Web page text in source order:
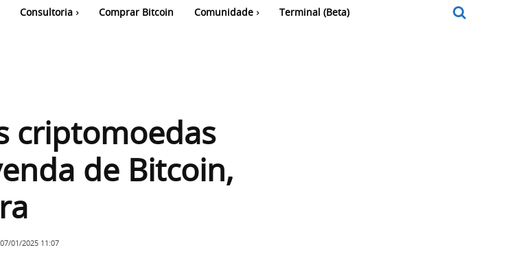
Consultoria Comprar Bitcoin Comunidade Terminal (Beta)
criptomoedas
de Bitcoin,
07/01/2025 11:07